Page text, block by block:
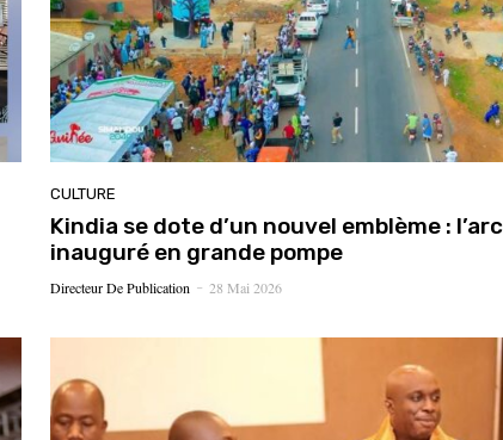
CULTURE
Kindia se dote d’un nouvel emblème :
inauguré en grande pompe
Directeur De Publication - 28 Mai 2026